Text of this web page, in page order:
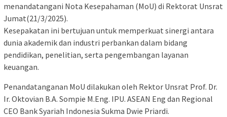
menandatangani Nota Kesepahaman (MoU) di Rektorat Unsrat
Jumat(21/3/2025).
Kesepakatan ini bertujuan untuk memperkuat sinergi antara
dunia akademik dan industri perbankan dalam bidang
pendidikan, penelitian, serta pengembangan layanan
keuangan.
Penandatanganan MoU dilakukan oleh Rektor Unsrat Prof. Dr.
Ir. Oktovian B.A. Sompie M.Eng. IPU. ASEAN Eng dan Regional
CEO Bank Syariah Indonesia Sukma Dwie Priardi.